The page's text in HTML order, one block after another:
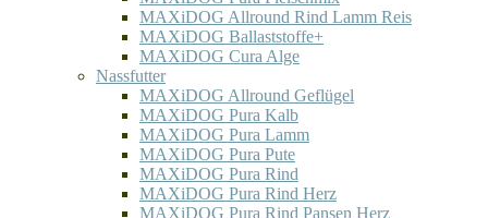
MAXiDOG Allround Rind Lamm Reis
MAXiDOG Ballaststoffe+
MAXiDOG Cura Alge
Nassfutter
MAXiDOG Allround Geflügel
MAXiDOG Pura Kalb
MAXiDOG Pura Lamm
MAXiDOG Pura Pute
MAXiDOG Pura Rind
MAXiDOG Pura Rind Herz
MAXiDOG Pura Rind Pansen Herz